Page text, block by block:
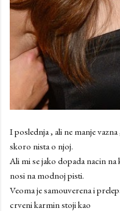
I poslednja , ali ne manje
skoro nista o njoj.
Ali mi se jako dopada nacin
nosi na modnoj pisti.
Veoma je samouverena i
crveni karmin stoji kao